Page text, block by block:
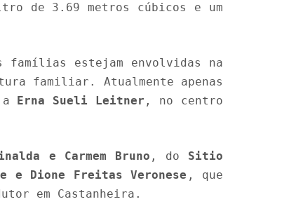
de 3.69 metros cúbicos e um
famílias estejam envolvidas na
familiar. Atualmente apenas
Erna Sueli Leitner , no centro
e Carmem Bruno , do Sitio
e Dione Freitas Veronese , que
em Castanheira.